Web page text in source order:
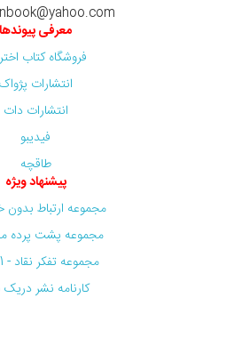
معرفی پیوندها
فروشگاه کتاب
انتشارات پژواک
انتشارات دات
فیدیبو
طاقچه
پیشنهاد ویژه
مجموعه ارتباط
مجموعه پشت پرده
مجموعه تفکر نقاد - 21 جلد
کارنامه نشر دریک